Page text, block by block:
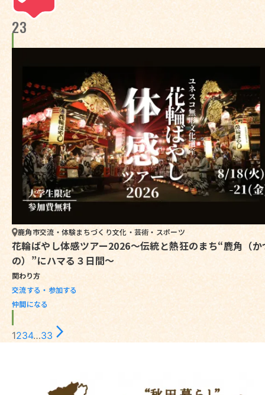
23
鹿角市交流・体験まちづくり文化・芸術・スポーツ
花輪ばやし体感ツアー2026～伝統と熱狂のまち“鹿角（か
の）”にハマる３日間～
関わり方
交流する・参加する
仲間になる
1234…33 arrow_forward_ios